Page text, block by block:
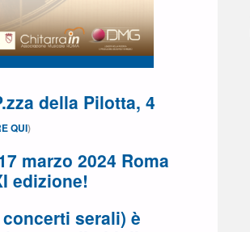
della Pilotta, 4
QUI)
marzo 2024 Roma
edizione!
serali) è